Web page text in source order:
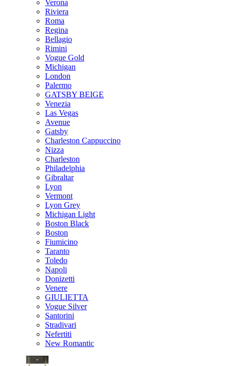
Verona
Riviera
Roma
Regina
Bellagio
Rimini
Vogue Gold
Michigan
London
Palermo
GATSBY BEIGE
Venezia
Las Vegas
Avenue
Gatsby
Charleston Cappuccino
Nizza
Charleston
Philadelphia
Gibraltar
Lyon
Vermont
Lyon Grey
Michigan Light
Boston Black
Boston
Fiumicino
Taranto
Toledo
Napoli
Donizetti
Venere
GIULIETTA
Vogue Silver
Santorini
Stradivari
Nefertiti
New Romantic